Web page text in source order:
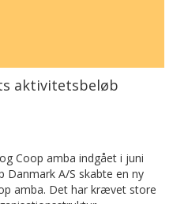
aktivitetsbeløb
Coop amba indgået i juni
Danmark A/S skabte en ny
amba. Det har krævet store